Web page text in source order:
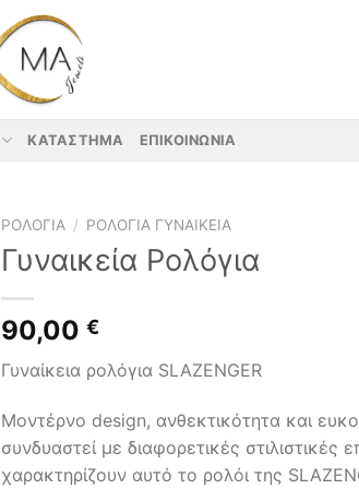
ΚΑΤΆΣΤΗΜΑ ΕΠΙΚΟΙΝΩΝΊΑ
ΡΟΛΌΓΙΑ / ΡΟΛΌΓΙΑ ΓΥΝΑΙΚΕΊΑ
Γυναικεία Ρολόγια
90,00 €
Γυναίκεια ρολόγια SLAZENGER
Μοντέρνο design, ανθεκτικότητα και
συνδυαστεί με διαφορετικές στιλιστικές
χαρακτηρίζουν αυτό το ρολόι της